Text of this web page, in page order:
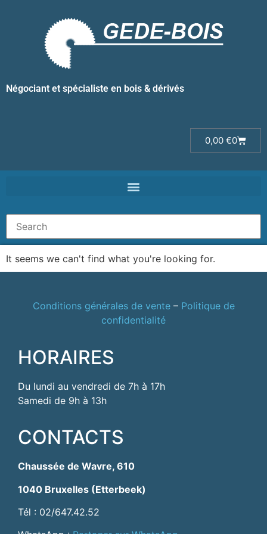
Négociant et spécialiste en bois & dérivés
0,00 €0
It seems we can't find what you're looking for.
Conditions générales de vente– Politique de
confidentialité
HORAIRES
Du lundi au vendredi de 7h à 17h
Samedi de 9h à 13h
CONTACTS
Chaussée de Wavre, 610
1040 Bruxelles (Etterbeek)
Tél : 02/647.42.52